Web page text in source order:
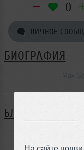
На сайте
0
ЛИЧНОЕ
БИОГРАФИЯ
БЛОГ